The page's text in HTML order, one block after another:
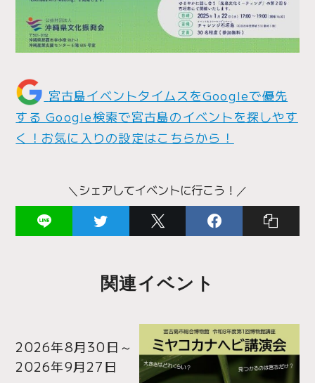
宮古島イベントタイムスをGoogleで優先
するGoogle検索で宮古島のイベントを探しやす
く！お気に入りの設定はこちらから！
＼シェアしてイベントに行こう！／
関連イベント
2026年8月30日 ～
2026年9月27日